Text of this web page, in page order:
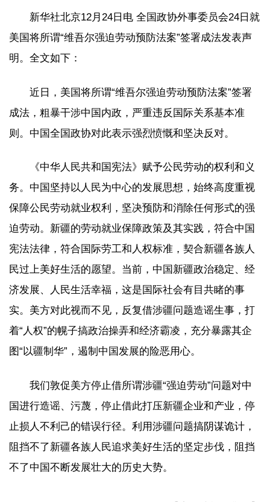
新华社北京12月24日电 全国政协外事委员会24日就
美国将所谓“维吾尔强迫劳动预防法案”签署成法发表声
明。全文如下：
近日，美国将所谓“维吾尔强迫劳动预防法案”签署
成法，粗暴干涉中国内政，严重违反国际关系基本准
则。中国全国政协对此表示强烈愤慨和坚决反对。
《中华人民共和国宪法》赋予公民劳动的权利和义
务。中国坚持以人民为中心的发展思想，始终高度重视
保障公民劳动就业权利，坚决预防和消除任何形式的强
迫劳动。新疆的劳动就业保障政策及其实践，符合中国
宪法法律，符合国际劳工和人权标准，契合新疆各族人
民过上美好生活的愿望。当前，中国新疆政治稳定、经
济发展、人民生活幸福，这是国际社会有目共睹的事
实。美方对此视而不见，反复借涉疆问题造谣生事，打
着“人权”的幌子搞政治操弄和经济霸凌，充分暴露其企
图“以疆制华”，遏制中国发展的险恶用心。
我们敦促美方停止借所谓涉疆“强迫劳动”问题对中
国进行造谣、污蔑，停止借此打压新疆企业和产业，停
止损人不利己的错误行径。利用涉疆问题搞阴谋诡计，
阻挡不了新疆各族人民追求美好生活的坚定步伐，阻挡
不了中国不断发展壮大的历史大势。